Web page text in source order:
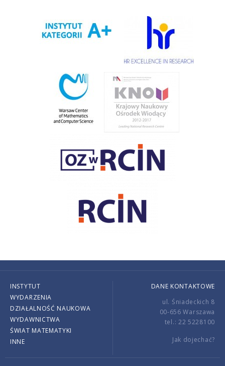
INSTYTUT
WYDARZENIA
DZIAŁALNOŚĆ NAUKOWA
WYDAWNICTWA
ŚWIAT MATEMATYKI
INNE
DANE KONTAKTOWE
ul. Śniadeckich 8
00-656 Warszawa
tel.: 22 5228100
Jak dojechać?